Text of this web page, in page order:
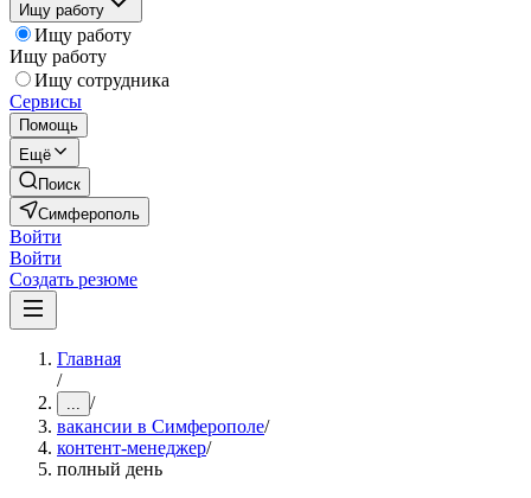
Ищу работу
Ищу работу
Ищу работу
Ищу сотрудника
Сервисы
Помощь
Ещё
Поиск
Симферополь
Войти
Войти
Создать резюме
Главная
/
... /
вакансии в Симферополе/
контент-менеджер/
полный день